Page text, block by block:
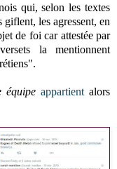
qui, selon les textes
les agressent, en
de foi car attestée par
la mentionnent
équipe appartient alors